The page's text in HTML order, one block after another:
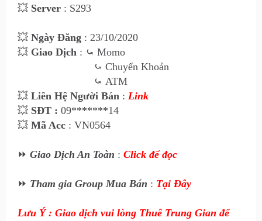
💥 Server : S293
💥 Ngày Đăng : 23/10/2020
💥 Giao Dịch : ⤿ Momo
⤿ Chuyển Khoản
⤿ ATM
💥 Liên Hệ Người Bán : Link
💥 SĐT : 09*******14
💥 Mã Acc : VN0564
⏩ Giao Dịch An Toàn : Click để đọc
⏩ Tham gia Group Mua Bán : Tại Đây
Lưu Ý : Giao dịch vui lòng Thuê Trung Gian để